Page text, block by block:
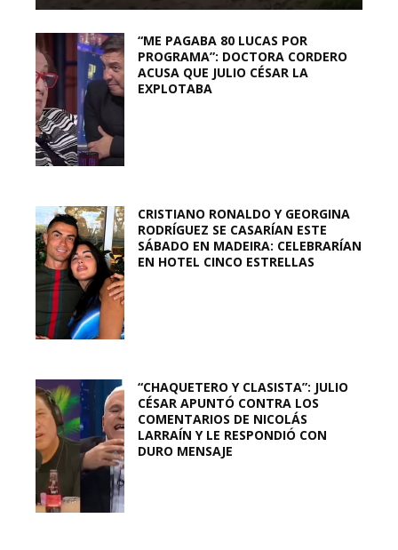
“ME PAGABA 80 LUCAS POR
PROGRAMA”: DOCTORA CORDERO
ACUSA QUE JULIO CÉSAR LA
EXPLOTABA
CRISTIANO RONALDO Y GEORGINA
RODRÍGUEZ SE CASARÍAN ESTE
SÁBADO EN MADEIRA: CELEBRARÍAN
EN HOTEL CINCO ESTRELLAS
“CHAQUETERO Y CLASISTA”: JULIO
CÉSAR APUNTÓ CONTRA LOS
COMENTARIOS DE NICOLÁS
LARRAÍN Y LE RESPONDIÓ CON
DURO MENSAJE